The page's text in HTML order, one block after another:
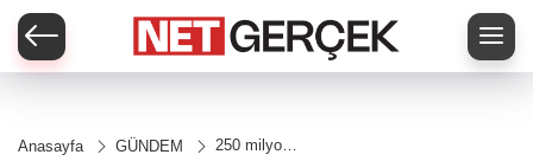
Anasayfa GÜNDEM
250 milyon